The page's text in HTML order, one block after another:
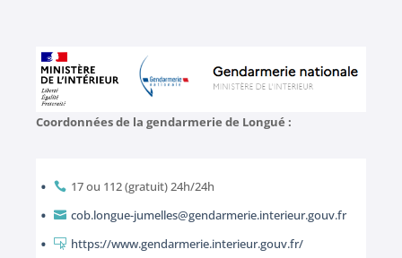
Coordonnées de la gendarmerie de Longué :
 17 ou 112 (gratuit) 24h/24h
 cob.longue-jumelles@gendarmerie.interieur.gouv.fr
 https://www.gendarmerie.interieur.gouv.fr/